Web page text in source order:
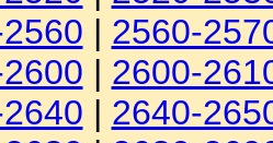
| 2560-
| 2600-
| 2640-